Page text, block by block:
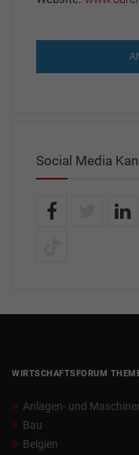
Social Media
WIRTSCHAFTSFORUM
Anlagen- und
Bau
Belgien